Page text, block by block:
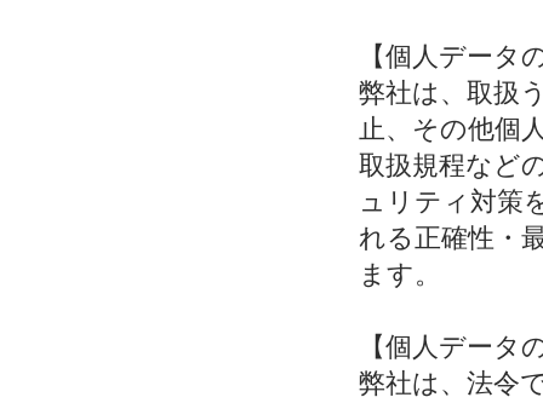
【個人データ
弊社は、取扱
止、その他個
取扱規程など
ュリティ対策
れる正確性・
ます。
【個人データ
弊社は、法令